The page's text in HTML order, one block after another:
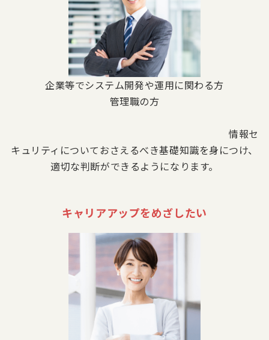
企業等でシステム開発や運用に関わる方
管理職の方
情報セ
キュリティについておさえるべき基礎知識を身につけ、
適切な判断ができるようになります。
キャリアアップをめざしたい